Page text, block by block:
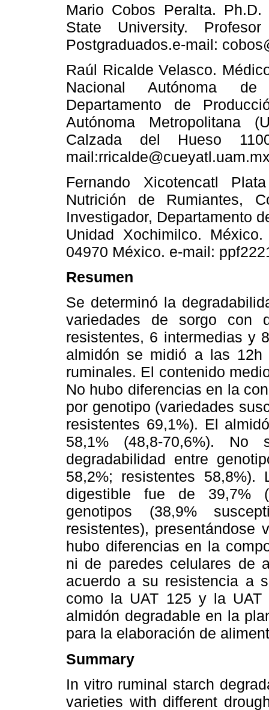
Mario Cobos Peralta.
State University.
Postgraduados.e-mail:
Raúl Ricalde Velasco.
Nacional Autónoma de
Departamento de
Autónoma Metropolitana
Calzada del Hueso
Fernando Xicotencatl
Nutrición de Rumiantes,
Investigador, Departamento
Unidad Xochimilco.
04970 México. e-mail:
Resumen
Se determinó la
variedades de sorgo con
resistentes, 6 intermedias y
almidón se midió a las 12h
ruminales. El contenido
No hubo diferencias en la
por genotipo (variedades
resistentes 69,1%). El
58,1% (48,8-70,6%). No
degradabilidad entre
58,2%; resistentes 58,8%).
digestible fue de 39,7%
genotipos (38,9%
resistentes), presentándose
hubo diferencias en la
ni de paredes celulares de
acuerdo a su resistencia a
como la UAT 125 y la UAT
almidón degradable en la
para la elaboración de
Summary
In vitro ruminal starch
varieties with different